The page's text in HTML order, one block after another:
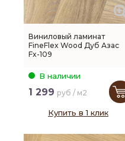
Виниловый ламинат
FineFlex Wood Дуб Азас
Fx-109
В наличии
1 299 руб / м2
Купить в 1 клик